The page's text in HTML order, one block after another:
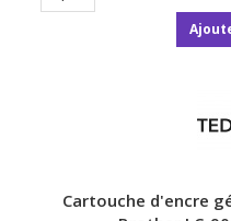
Cartouche d'encre